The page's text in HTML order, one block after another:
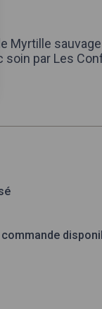
Myrtille
soin par Les